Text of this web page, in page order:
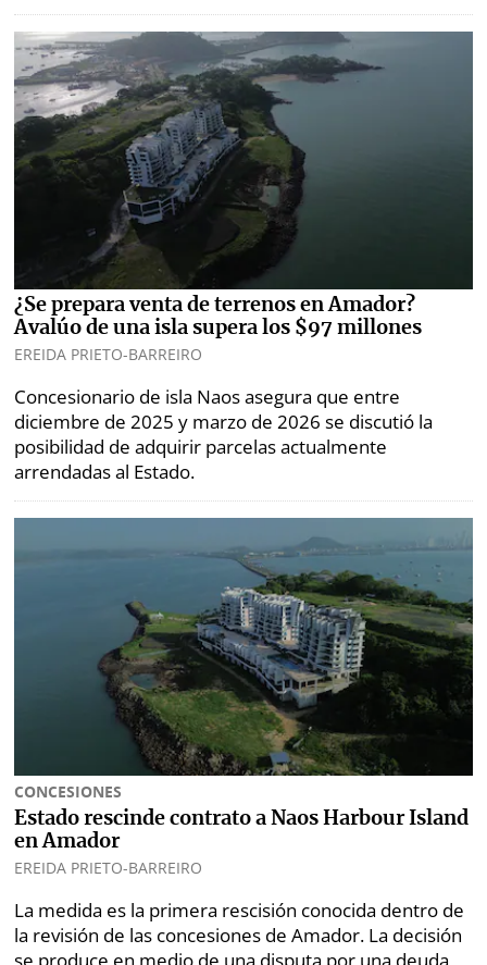
¿Se prepara venta de terrenos en Amador?
Avalúo de una isla supera los $97 millones
EREIDA PRIETO-BARREIRO
Concesionario de isla Naos asegura que entre
diciembre de 2025 y marzo de 2026 se discutió la
posibilidad de adquirir parcelas actualmente
arrendadas al Estado.
CONCESIONES
Estado rescinde contrato a Naos Harbour Island
en Amador
EREIDA PRIETO-BARREIRO
La medida es la primera rescisión conocida dentro de
la revisión de las concesiones de Amador. La decisión